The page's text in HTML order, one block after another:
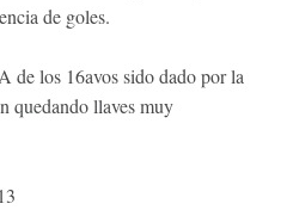
de goles.
de los 16avos sido dado por la
quedando llaves muy